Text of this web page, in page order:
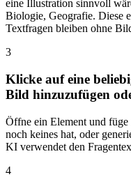
eine Illustration sinnvoll
Biologie, Geografie. Diese
Textfragen bleiben ohne
3
Klicke auf eine
Bild hinzuzufügen
Öffne ein Element und
noch keines hat, oder
KI verwendet den
4